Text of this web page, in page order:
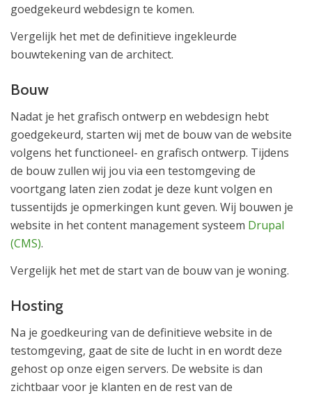
goedgekeurd webdesign te komen.
Vergelijk het met de definitieve ingekleurde
bouwtekening van de architect.
Bouw
Nadat je het grafisch ontwerp en webdesign hebt
goedgekeurd, starten wij met de bouw van de website
volgens het functioneel- en grafisch ontwerp. Tijdens
de bouw zullen wij jou via een testomgeving de
voortgang laten zien zodat je deze kunt volgen en
tussentijds je opmerkingen kunt geven. Wij bouwen je
website in het content management systeem Drupal
(CMS).
Vergelijk het met de start van de bouw van je woning.
Hosting
Na je goedkeuring van de definitieve website in de
testomgeving, gaat de site de lucht in en wordt deze
gehost op onze eigen servers. De website is dan
zichtbaar voor je klanten en de rest van de